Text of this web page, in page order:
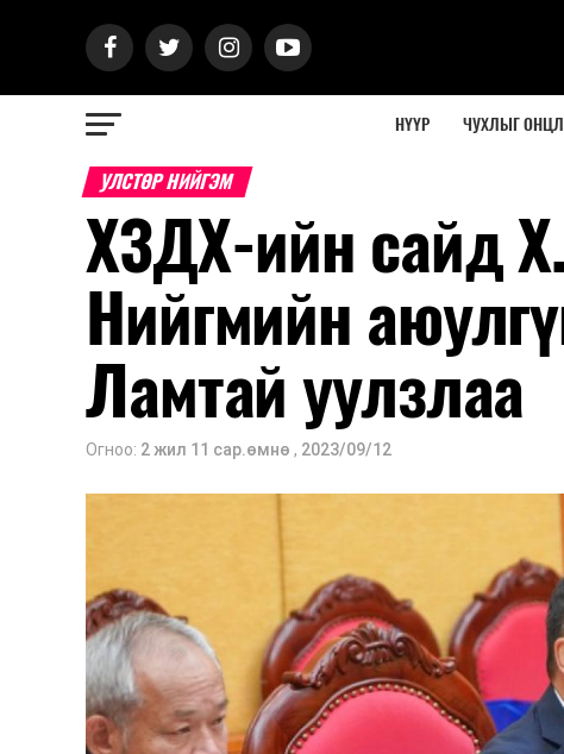
НҮҮР ЧУХЛЫГ
УЛСТӨР НИЙГЭМ
ХЗДХ-ийн сайд
Нийгмийн
Ламтай уулзлаа
Огноо: 2 жил 11 сар.өмнө , 2023/09/12